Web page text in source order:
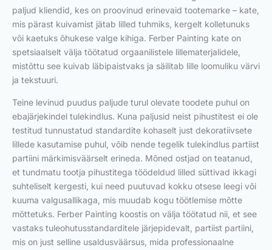
paljud kliendid, kes on proovinud erinevaid tootemarke – kate,
mis pärast kuivamist jätab lilled tuhmiks, kergelt kolletunuks
või kaetuks õhukese valge kihiga. Ferber Painting kate on
spetsiaalselt välja töötatud orgaanilistele lillematerjalidele,
mistõttu see kuivab läbipaistvaks ja säilitab lille loomuliku värvi
ja tekstuuri.
Teine levinud puudus paljude turul olevate toodete puhul on
ebajärjekindel tulekindlus. Kuna paljusid neist pihustitest ei ole
testitud tunnustatud standardite kohaselt just dekoratiivsete
lillede kasutamise puhul, võib nende tegelik tulekindlus partiist
partiini märkimisväärselt erineda. Mõned ostjad on teatanud,
et tundmatu tootja pihustitega töödeldud lilled süttivad ikkagi
suhteliselt kergesti, kui need puutuvad kokku otsese leegi või
kuuma valgusallikaga, mis muudab kogu töötlemise mõtte
mõttetuks. Ferber Painting koostis on välja töötatud nii, et see
vastaks tuleohutusstandarditele järjepidevalt, partiist partiini,
mis on just selline usaldusväärsus, mida professionaalne